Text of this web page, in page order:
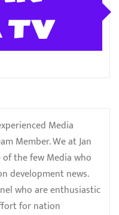
TV
Media
Member. We at Jan
the few Media who
development news.
who are enthusiastic
for nation